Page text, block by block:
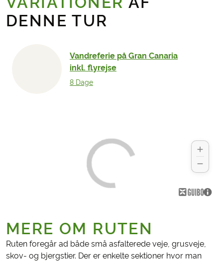
DENNE TUR
Vandreferie på Gran Canaria
inkl. flyrejse
8 Dage
MERE OM RUTEN
Ruten foregår ad både små asfalterede veje, grusveje,
skov- og bjergstier. Der er enkelte sektioner hvor man